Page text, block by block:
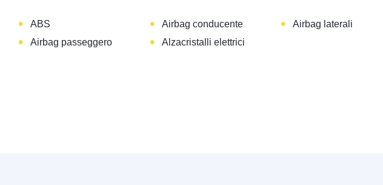
• ABS • Airbag conducente • Airbag laterali
• Airbag passeggero • Alzacristalli elettrici